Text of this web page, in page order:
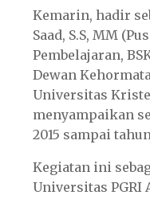
Kemarin, hadir
Saad, S.S, MM
Pembelajaran,
Dewan
Universitas
menyampaikan
2015 sampai
Kegiatan ini
Universitas PGRI